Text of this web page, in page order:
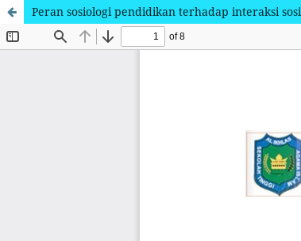
Peran sosiologi pendidikan terhadap interaksi